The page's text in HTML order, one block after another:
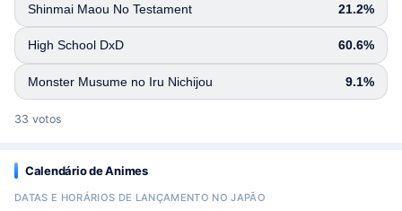
Shinmai Maou No Testament 21.2%
High School DxD 60.6%
Monster Musume no Iru Nichijou 9.1%
33 votos
Calendário de Animes
DATAS E HORÁRIOS DE LANÇAMENTO NO JAPÃO